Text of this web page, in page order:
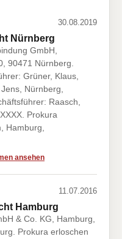
30.08.2019
Nürnberg
GmbH,
90471 Nürnberg.
Grüner, Klaus,
Nürnberg,
Raasch,
Prokura
Hamburg,
ansehen
11.07.2016
Hamburg
& Co. KG, Hamburg,
Prokura erloschen